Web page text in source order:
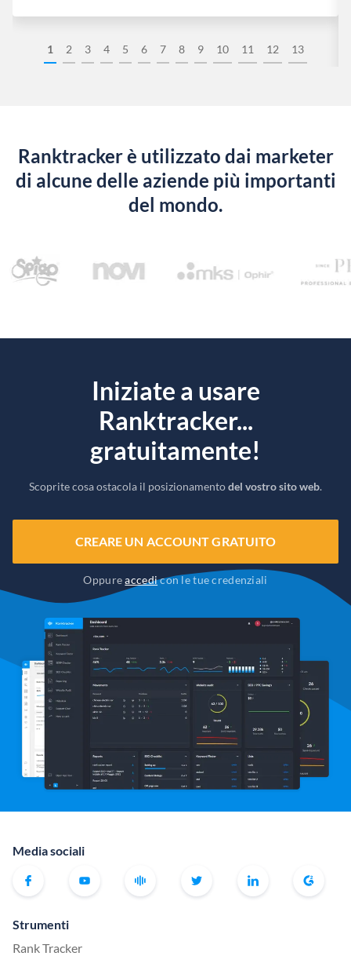
1 2 3 4 5 6 7 8 9 10 11 12 13
Ranktracker è utilizzato dai marketer
di alcune delle aziende più importanti
del mondo.
Iniziate a usare
Ranktracker...
gratuitamente!
Scoprite cosa ostacola il posizionamentodel vostro sito web.
CREARE UN ACCOUNT GRATUITO
Oppureaccedicon le tue credenziali
Media sociali
Strumenti
Rank Tracker